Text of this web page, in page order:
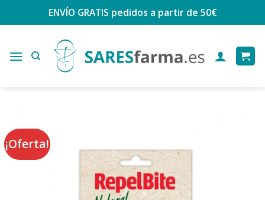
ENVÍO GRATIS pedidos a partir de 50€
¡Oferta!